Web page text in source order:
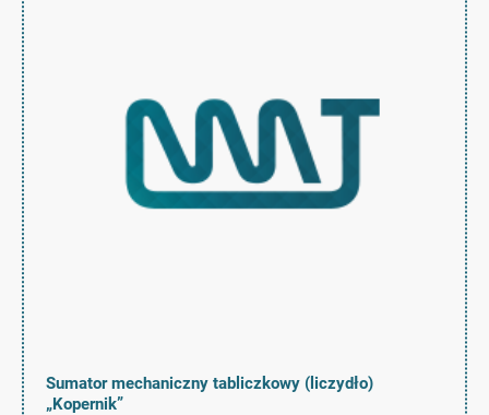
Sumator mechaniczny tabliczkowy (liczydło)
„Kopernik”